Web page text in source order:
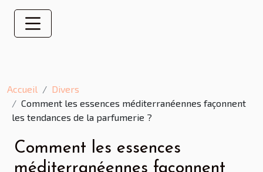
Accueil
Divers
Comment les essences méditerranéennes façonnent
les tendances de la parfumerie ?
Comment les essences
méditerranéennes façonnent